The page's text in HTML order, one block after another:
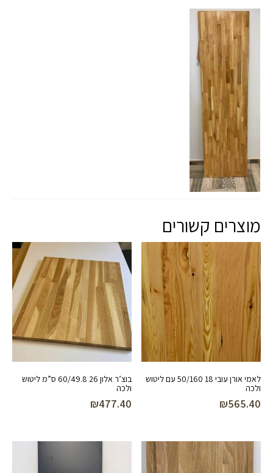
מוצרים קשורים
לאמי אורן עובי 18 50/160 עם ליטוש
ולכה
₪565.40
בוצ’ר אלון 26 60/49.8 ס”מ ליטוש
ולכה
₪477.40